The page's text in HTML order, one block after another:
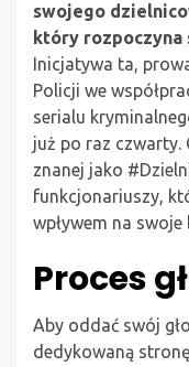
swojego
który rozpoczyna
Inicjatywa ta,
Policji we
serialu
już po raz czwarty.
znanej jako
funkcjonariuszy,
wpływem na swoje
Proces
Aby oddać swój
dedykowaną